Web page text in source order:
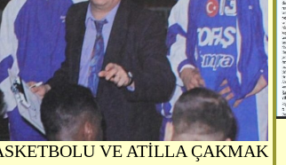
VE ATİLLA ÇAKMAK